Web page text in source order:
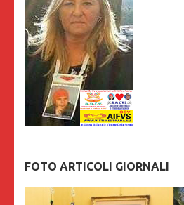
FOTO ARTICOLI GIORNALI